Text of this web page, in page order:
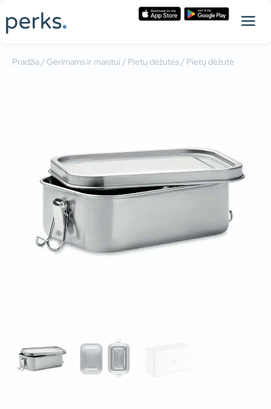
Pradžia/Gėrimams ir maistui / Pietų dėžutės/ Pietų dėžutė